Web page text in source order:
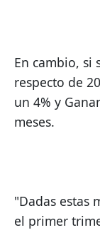
En cambio, si
respecto de
un 4% y
meses.
"Dadas estas
el primer